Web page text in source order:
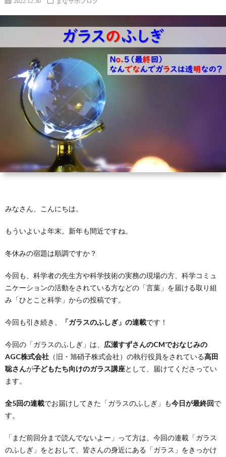
みなさん、こんにちは。
もういよいよ年末。新年も間近ですね。
冬休みの宿題は順調ですか？
今回も、科学者の先生方や科学技術の実務の現場の方、科学コミュ
ニケーションの活動をされている方などの「言葉」を届ける取り組
み「ひとこと科学」からの投稿です。
今回も引き続き、 「ガラスのふしぎ」の連載です！
今回の「ガラスのふしぎ」は、 広瀬すずさんのCMでおなじみの
AGC株式会社 （旧・旭硝子株式会社）の執行役員をされている高田
聡さんが子どもたち向けのガラス講座として、届けてくださってい
ます。
全5回の連載でお届けしてきた「ガラスのふしぎ」も今日が最終回で
す。
「まだ前回分まで読んでないよー」って方は、今回の連載「ガラス
のふしぎ」をとおして、皆さんの身近にある「ガラス」をきっかけ